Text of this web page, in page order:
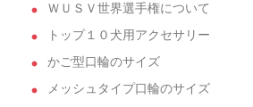
ＷＵＳＶ世界選手権について
トップ１０犬用アクセサリー
かご型口輪のサイズ
メッシュタイプ口輪のサイズ